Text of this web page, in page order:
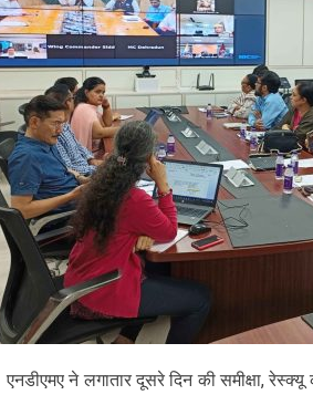
एनडीएमए ने लगातार दूसरे दिन की समीक्षा,